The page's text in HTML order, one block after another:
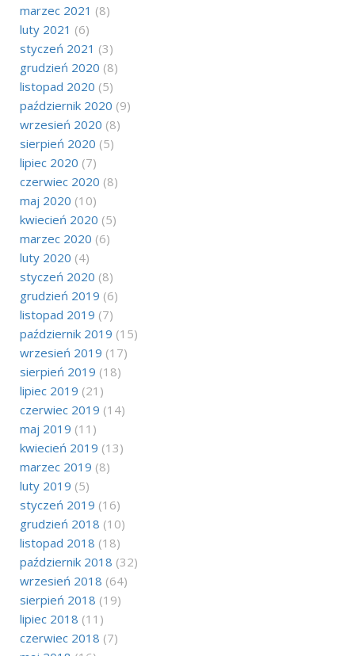
marzec 2021 (8)
luty 2021 (6)
styczeń 2021 (3)
grudzień 2020 (8)
listopad 2020 (5)
październik 2020 (9)
wrzesień 2020 (8)
sierpień 2020 (5)
lipiec 2020 (7)
czerwiec 2020 (8)
maj 2020 (10)
kwiecień 2020 (5)
marzec 2020 (6)
luty 2020 (4)
styczeń 2020 (8)
grudzień 2019 (6)
listopad 2019 (7)
październik 2019 (15)
wrzesień 2019 (17)
sierpień 2019 (18)
lipiec 2019 (21)
czerwiec 2019 (14)
maj 2019 (11)
kwiecień 2019 (13)
marzec 2019 (8)
luty 2019 (5)
styczeń 2019 (16)
grudzień 2018 (10)
listopad 2018 (18)
październik 2018 (32)
wrzesień 2018 (64)
sierpień 2018 (19)
lipiec 2018 (11)
czerwiec 2018 (7)